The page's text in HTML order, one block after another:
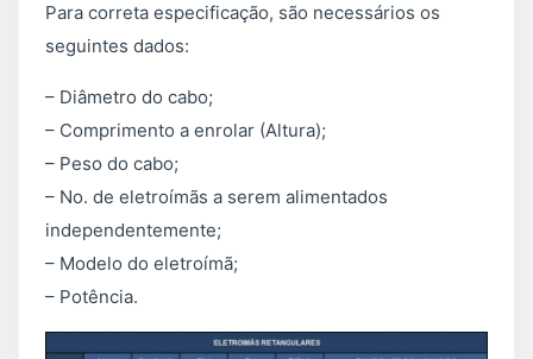
Para correta especificação, são necessários os
seguintes dados:
– Diâmetro do cabo;
– Comprimento a enrolar (Altura);
– Peso do cabo;
– No. de eletroímãs a serem alimentados
independentemente;
– Modelo do eletroímã;
– Potência.